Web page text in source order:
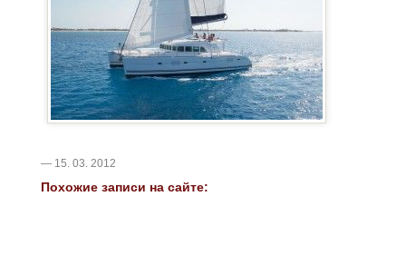
— 15. 03. 2012
Похожие записи на сайте: